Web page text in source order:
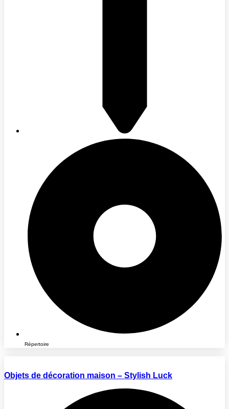
Répertoire
Objets de décoration maison – Stylish Luck